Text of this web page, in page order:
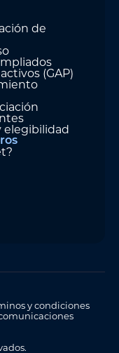
de
(GAP)
elegibilidad
y condiciones